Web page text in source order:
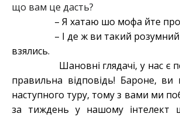
що вам це дасть?
– Я хатаю шо мофа йте про
– І де ж ви такий розумний
взялись.
Шановні глядачі, у нас є
правильна відповідь! Бароне, ви
наступного туру, тому з вами ми
за тиждень у нашому інтелект